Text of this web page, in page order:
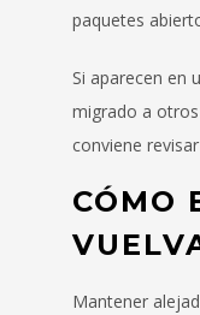
paquetes
Si aparecen en
migrado a
conviene
CÓMO
Mantener